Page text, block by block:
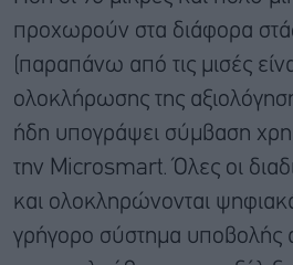
προχωρούν στα διάφορα
(παραπάνω από τις μισές
ολοκλήρωσης της
ήδη υπογράψει σύμβαση
την Microsmart. Όλες οι
και ολοκληρώνονται
γρήγορο σύστημα υποβολής